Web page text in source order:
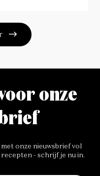
deeg extra
onze
onze nieuwsbrief vol
- schrijf je nu in.